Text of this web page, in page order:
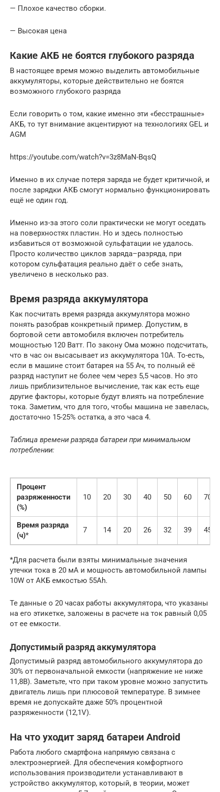
— Плохое качество сборки.
— Высокая цена
Какие АКБ не боятся глубокого разряда
В настоящее время можно выделить автомобильные
аккумуляторы, которые действительно не боятся
возможного глубокого разряда
Если говорить о том, какие именно эти «бесстрашные»
АКБ, то тут внимание акцентируют на технологиях GEL и
AGM
https://youtube.com/watch?v=3z8MaN-BqsQ
Именно в их случае потеря заряда не будет критичной, и
после зарядки АКБ смогут нормально функционировать
ещё не один год.
Именно из-за этого соли практически не могут оседать
на поверхностях пластин. Но и здесь полностью
избавиться от возможной сульфатации не удалось.
Просто количество циклов заряда–разряда, при
котором сульфатация реально даёт о себе знать,
увеличено в несколько раз.
Время разряда аккумулятора
Как посчитать время разряда аккумулятора можно
понять разобрав конкретный пример. Допустим, в
бортовой сети автомобиля включен потребитель
мощностью 120 Ватт. По закону Ома можно подсчитать,
что в час он высасывает из аккумулятора 10А. То-есть,
если в машине стоит батарея на 55 Ач, то полный её
разряд наступит не более чем через 5,5 часов. Но это
лишь приблизительное вычисление, так как есть еще
другие факторы, которые будут влиять на потребление
тока. Заметим, что для того, чтобы машина не завелась,
достаточно 15-25% остатка, а это часа 4.
Таблица времени разряда батареи при минимальном
потреблении:
Процент
разряженности
(%)
10 20 30 40 50 60 70
Время разряда
(ч)*
7 14 20 26 32 39 45
*Для расчета были взяты минимальные значения
утечки тока в 20 мА и мощность автомобильной лампы
10W от АКБ емкостью 55Ah.
Те данные о 20 часах работы аккумулятора, что указаны
на его этикетке, заложены в расчете на ток равный 0,05
от ее емкости.
Допустимый разряд аккумулятора
Допустимый разряд автомобильного аккумулятора до
30% от первоначальной емкости (напряжение не ниже
11,8В). Заметьте, что при таком уровне можно запустить
двигатель лишь при плюсовой температуре. В зимнее
время не допускайте даже 50% процентной
разряженности (12,1V).
На что уходит заряд батареи Android
Работа любого смартфона напрямую связана с
электроэнергией. Для обеспечения комфортного
использования производители устанавливают в
устройство аккумулятор, который, в теории, может